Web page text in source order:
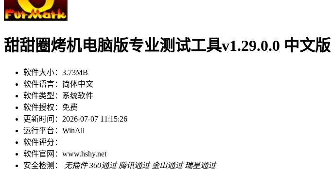
甜甜圈烤机电脑版专业测试工具v1.29.0.0 中文版
软件大小： 3.73MB
软件语言： 简体中文
软件类型： 系统软件
软件授权： 免费
更新时间： 2026-07-07 11:15:26
运行平台： WinAll
软件评分：
软件官网： www.hshy.net
安全检测：
无插件 360通过 腾讯通过 金山通过 瑞星通过